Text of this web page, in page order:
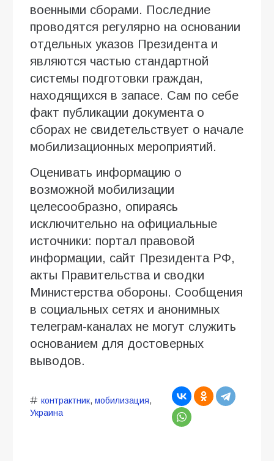
военными сборами. Последние
проводятся регулярно на основании
отдельных указов Президента и
являются частью стандартной
системы подготовки граждан,
находящихся в запасе. Сам по себе
факт публикации документа о
сборах не свидетельствует о начале
мобилизационных мероприятий.
Оценивать информацию о
возможной мобилизации
целесообразно, опираясь
исключительно на официальные
источники: портал правовой
информации, сайт Президента РФ,
акты Правительства и сводки
Министерства обороны. Сообщения
в социальных сетях и анонимных
телеграм-каналах не могут служить
основанием для достоверных
выводов.
контрактник, мобилизация,
Украина